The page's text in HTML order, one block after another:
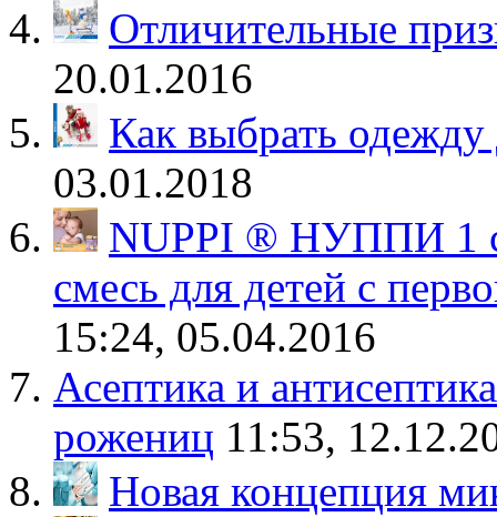
Отличительные
20.01.2016
Как выбрать
03.01.2018
NUPPI ® НУППИ 1
смесь для детей с
15:24, 05.04.2016
Асептика и
рожениц 11:53,
Новая концепция